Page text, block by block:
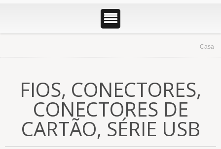
Casa
FIOS, CONECTORES,
CONECTORES DE
CARTÃO, SÉRIE USB